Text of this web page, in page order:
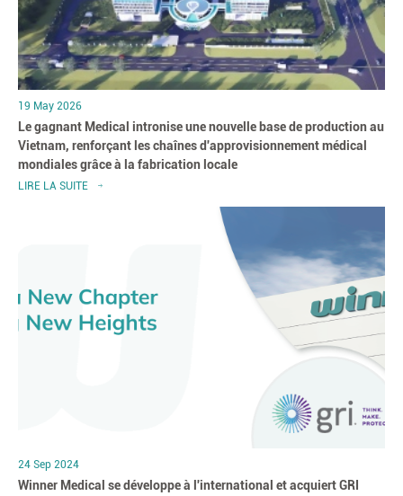
19 May 2026
Le gagnant Medical intronise une nouvelle base de production au
Vietnam, renforçant les chaînes d'approvisionnement médical
mondiales grâce à la fabrication locale
LIRE LA SUITE
24 Sep 2024
Winner Medical se développe à l'international et acquiert GRI